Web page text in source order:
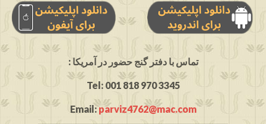
: تماس با دفتر گنج حضور در آمریکا
Tel: 001 818 970 3345
Email:parviz4762@mac.com